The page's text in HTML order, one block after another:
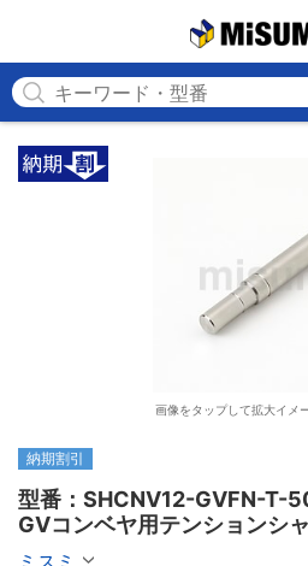
画像をタップして拡大イメ
納期割引
型番：SHCNV12-GVFN-T-
GVコンベヤ用テンションシ
ミスミ